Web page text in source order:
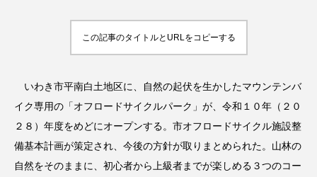
この記事のタイトルとURLをコピーする
いわき市平南白土地区に、自然の起伏を生かしたマウンテンバ
イク専用の「オフロードサイクルパーク」が、令和１０年（２０
２８）年度をめどにオープンする。市オフロードサイクル施設整
備基本計画が策定され、今後の方針が取りまとめられた。山林の
自然をそのままに、初心者から上級者までが楽しめる３つのコー